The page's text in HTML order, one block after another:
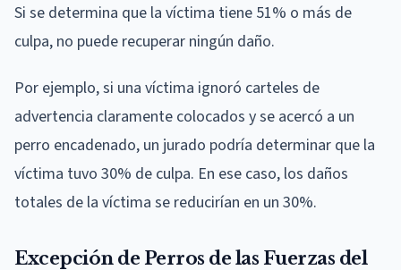
Si se determina que la víctima tiene 51% o más de
culpa, no puede recuperar ningún daño.
Por ejemplo, si una víctima ignoró carteles de
advertencia claramente colocados y se acercó a un
perro encadenado, un jurado podría determinar que la
víctima tuvo 30% de culpa. En ese caso, los daños
totales de la víctima se reducirían en un 30%.
Excepción de Perros de las Fuerzas del